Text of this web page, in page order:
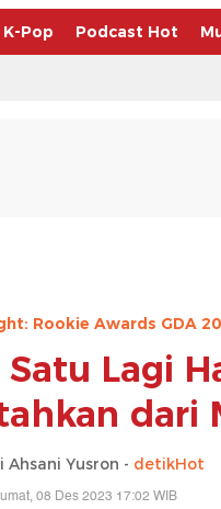
K-Pop Podcast Hot
Rookie Awards GDA
Satu Lagi
dari
Ahsani Yusron - detikHot
08 Des 2023 17:02 WIB